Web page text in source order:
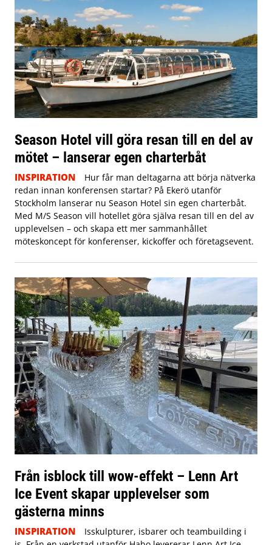
Season Hotel vill göra resan till en del av
mötet – lanserar egen charterbåt
INSPIRATION
Hur får man deltagarna att börja nätverka
redan innan konferensen startar? På Ekerö utanför
Stockholm lanserar nu Season Hotel sin egen charterbåt.
Med M/S Season vill hotellet göra själva resan till en del av
upplevelsen – och skapa ett mer sammanhållet
möteskoncept för konferenser, kickoffer och företagsevent.
Från isblock till wow-effekt – Lenn Art
Ice Event skapar upplevelser som
gästerna minns
INSPIRATION
Isskulpturer, isbarer och teambuilding i